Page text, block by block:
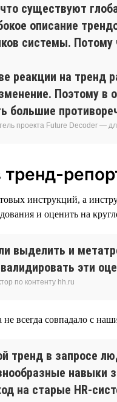
существуют
описание
системы.
реакции на тренд
Поэтому в
большие
проекта Future Decoder —
инструкций, а
и оценить на
выделить и
эти
по контенту hh.ru
не всегда совпадало с
тренд в запросе
навыки
на старые HR-